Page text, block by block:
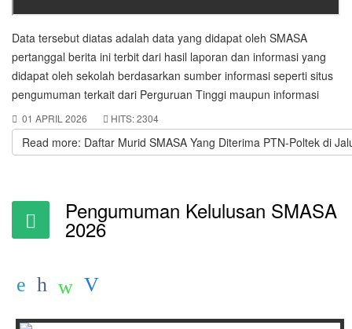
Data tersebut diatas adalah data yang didapat oleh SMASA
pertanggal berita ini terbit dari hasil laporan dan informasi yang
didapat oleh sekolah berdasarkan sumber informasi seperti situs
pengumuman terkait dari Perguruan Tinggi maupun informasi
01 APRIL 2026 HITS: 2304
Read more: Daftar Murid SMASA Yang Diterima PTN-Poltek di
Pengumuman Kelulusan SMASA
2026